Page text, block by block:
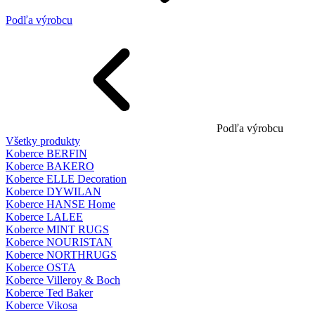
Podľa výrobcu
Podľa výrobcu
Všetky produkty
Koberce BERFIN
Koberce BAKERO
Koberce ELLE Decoration
Koberce DYWILAN
Koberce HANSE Home
Koberce LALEE
Koberce MINT RUGS
Koberce NOURISTAN
Koberce NORTHRUGS
Koberce OSTA
Koberce Villeroy & Boch
Koberce Ted Baker
Koberce Vikosa